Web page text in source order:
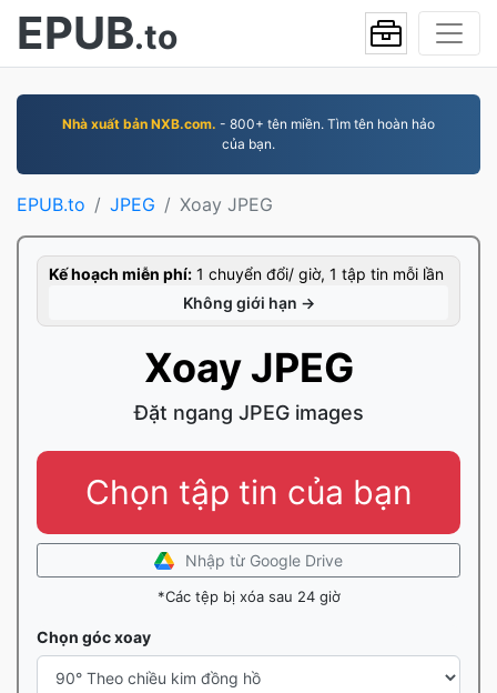
EPUB.to
Nhà xuất bản NXB.com. - 800+ tên miền. Tìm tên hoàn hảo
của bạn.
EPUB.to JPEG Xoay JPEG
Kế hoạch miễn phí: 1 chuyển đổi/ giờ, 1 tập tin mỗi lần
Không giới hạn →
Xoay JPEG
Đặt ngang JPEG images
Chọn tập tin của bạn
Nhập từ Google Drive
*Các tệp bị xóa sau 24 giờ
Chọn góc xoay